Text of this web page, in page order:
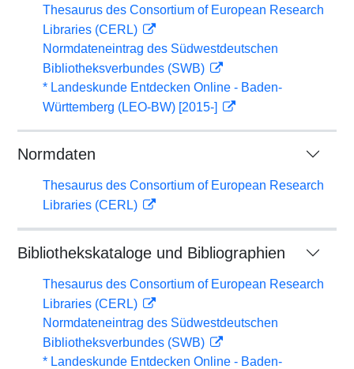
Thesaurus des Consortium of European Research
Libraries (CERL)
Normdateneintrag des Südwestdeutschen
Bibliotheksverbundes (SWB)
* Landeskunde Entdecken Online - Baden-
Württemberg (LEO-BW) [2015-]
Normdaten
Thesaurus des Consortium of European Research
Libraries (CERL)
Bibliothekskataloge und Bibliographien
Thesaurus des Consortium of European Research
Libraries (CERL)
Normdateneintrag des Südwestdeutschen
Bibliotheksverbundes (SWB)
* Landeskunde Entdecken Online - Baden-